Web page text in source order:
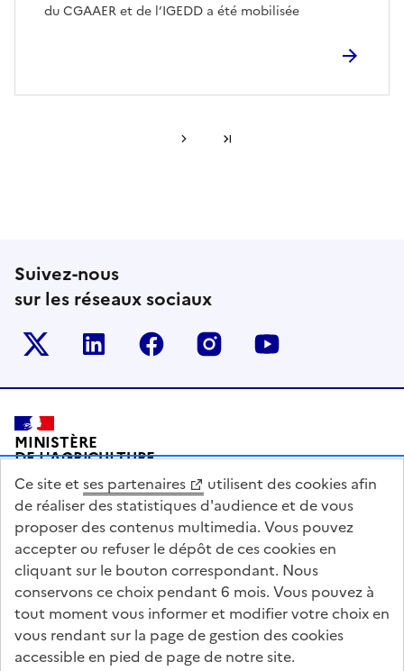
du CGAAER et de l’IGEDD a été mobilisée
Page suivante
Suivez-nous
sur les réseaux sociaux
Le ministère sur Twitter
Le ministère sur LinkedIn
Le ministère sur Facebook
Le ministère sur
Pied de page
MINISTÈRE
DE L'AGRICULTURE
DE L'AGRO-ALIMENTAIRE
ET DE LA SOUVERAINETÉ
ALIMENTAIRE
legifrance.gouv.fr
info.gouv.fr
service-public.gouv.fr
data.gouv.fr
Ce site et ses partenaires
utilisent des cookies afin
de réaliser des statistiques d'audience et de vous
proposer des contenus multimedia. Vous pouvez
accepter ou refuser le dépôt de ces cookies en
cliquant sur le bouton correspondant. Nous
conservons ce choix pendant 6 mois. Vous pouvez à
tout moment vous informer et modifier votre choix en
vous rendant sur la page de gestion des cookies
accessible en pied de page de notre site.